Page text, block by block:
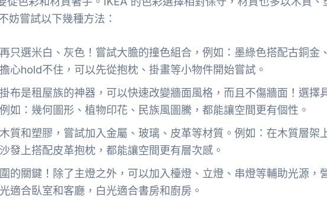
妨嘗試以下幾種方法：
只選米白、灰色！嘗試大膽的撞色組合，例如：墨綠色搭配古銅金
心hold不住，可以先從抱枕、掛畫等小物件開始嘗試。
布是租屋族的神器，可以快速改變牆面風格，而且不傷牆面！選擇
如：幾何圖形、植物印花、民族風圖騰，都能讓空間更有個性。
質和塑膠，嘗試加入金屬、玻璃、皮革等材質。例如：在木質層架
發上搭配皮革抱枕，都能讓空間更有層次感。
的關鍵！除了主燈之外，可以加入檯燈、立燈、串燈等輔助光源，
適合臥室和客廳，白光適合書房和廚房。